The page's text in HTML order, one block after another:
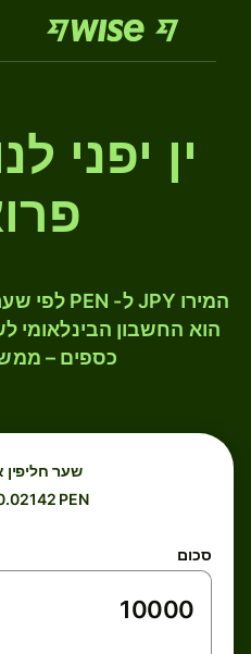
ין יפני
הוא החשבון הבינלאומי
כספים – ממש
שער חליפין
0.02142 PEN
סכום